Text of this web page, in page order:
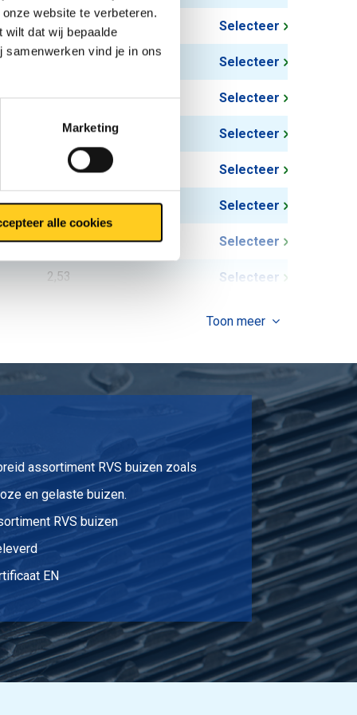
website te verbeteren.
dat wij bepaalde
samenwerken vind je in ons
Marketing
alle cookies
0,77 Selecteer
1,09 Selecteer
16,70 Selecteer
22,10 Selecteer
1,30 Selecteer
1,91 Selecteer
2,15 Selecteer
2,53 Selecteer
3,92 Selecteer
Selecteer
Selecteer
4,78 Selecteer
6,46 Selecteer
11,60 Selecteer
11,50 Selecteer
15,80 Selecteer
18,30 Selecteer
Toon meer
assortiment RVS buizen zoals
en gelaste buizen.
RVS buizen
EN